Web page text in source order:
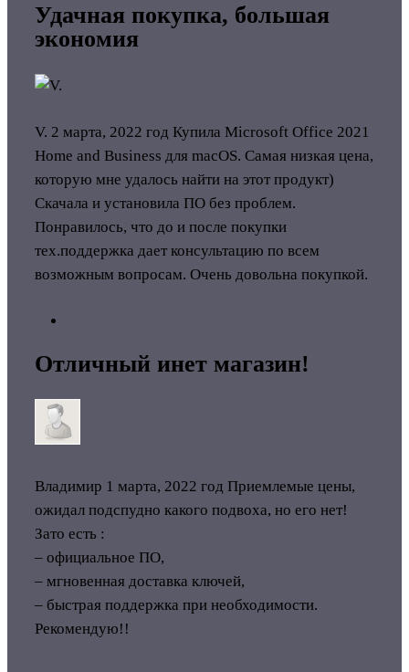
Удачная покупка, большая
экономия
V. 2 марта, 2022 год Купила Microsoft Office 2021
Home and Business для macOS. Самая низкая цена,
которую мне удалось найти на этот продукт)
Скачала и установила ПО без проблем.
Понравилось, что до и после покупки
тех.поддержка дает консультацию по всем
возможным вопросам. Очень довольна покупкой.
Отличный инет магазин!
Владимир 1 марта, 2022 год Приемлемые цены,
ожидал подспудно какого подвоха, но его нет!
Зато есть :
– официальное ПО,
– мгновенная доставка ключей,
– быстрая поддержка при необходимости.
Рекомендую!!